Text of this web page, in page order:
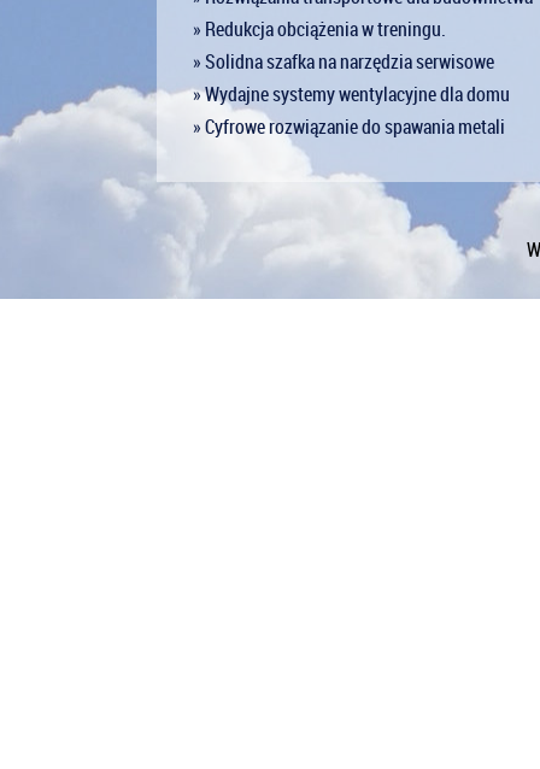
» Redukcja obciążenia w treningu.
» Solidna szafka na narzędzia serwisowe
» Wydajne systemy wentylacyjne dla domu
» Cyfrowe rozwiązanie do spawania metali